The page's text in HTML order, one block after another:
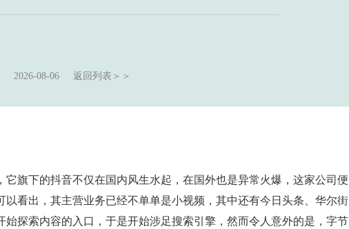
2026-08-06 返回列表＞＞
旗下的抖音不仅在国内风生水起，在国外也是异常火爆，这家公司便
看出，其主营业务已经不单单是小视频，其中还有今日头条、华尔街
始探索内容的入口，于是开始涉足搜索引擎，然而令人意外的是，字节